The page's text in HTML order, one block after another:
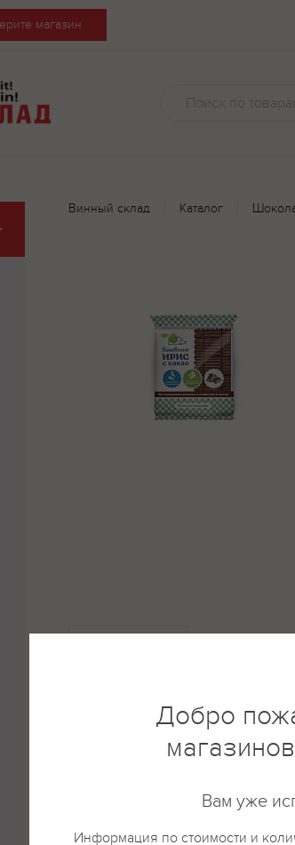
магазин
Винный склад Каталог
Добро
Вам уже
Информация по стоимости и